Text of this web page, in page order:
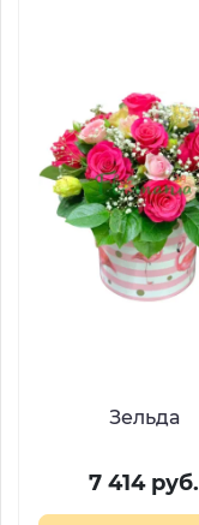
Зельда
7 414 руб.